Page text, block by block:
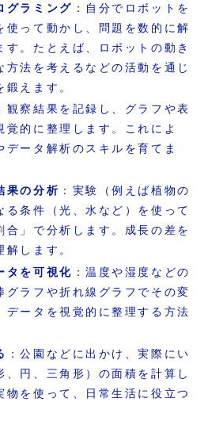
グラミング ：自分でロボットを
使って動かし、問題を数的に解
す。たとえば、ロボットの動き
方法を考えるなどの活動を通じ
えます。
観察結果を記録し、グラフや表
覚的に整理します。これによ
データ解析のスキルを育てま
果の分析 ：実験（例えば植物の
る条件（光、水など）を使って
合」で分析します。成長の差を
します。
タを可視化 ：温度や湿度などの
グラフや折れ線グラフでその変
データを視覚的に整理する方法
：公園などに出かけ、実際にい
、円、三角形）の面積を計算し
物を使って、日常生活に役立つ